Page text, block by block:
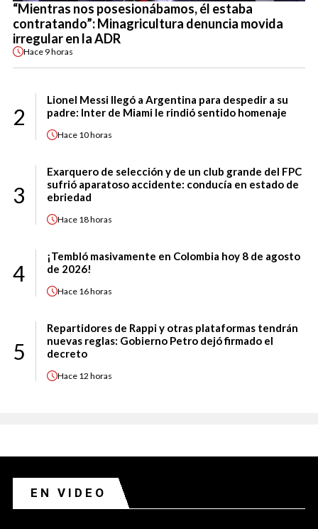
“Mientras nos posesionábamos, él estaba
contratando”: Minagricultura denuncia movida
irregular en la ADR
Hace 9 horas
2
Lionel Messi llegó a Argentina para despedir a su
padre: Inter de Miami le rindió sentido homenaje
Hace 10 horas
3
Exarquero de selección y de un club grande del FPC
sufrió aparatoso accidente: conducía en estado de
ebriedad
Hace 18 horas
4
¡Tembló masivamente en Colombia hoy 8 de agosto
de 2026!
Hace 16 horas
5
Repartidores de Rappi y otras plataformas tendrán
nuevas reglas: Gobierno Petro dejó firmado el
decreto
Hace 12 horas
EN VIDEO